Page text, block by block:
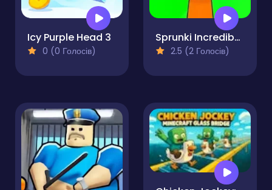
Icy Purple Head 3
0 (0 Голосів)
Sprunki Incredibox Horror
2.5 (2 Голосів)